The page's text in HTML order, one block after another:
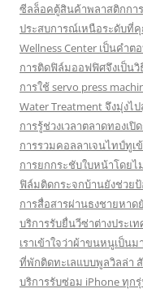
ซีลล็อคตู้สินค้าพลาสติกกา
ประสบการณ์เหนือระดับที่
Wellness Center เป็นคำ
การติดฟิล์มออฟฟิศจึงเป็น
การใช้ servo press
Water Treatment จึงมุ่งไ
การรู้ช่วงเวลาตลาดทองเ
การรวมคอลลาเจนไทป์ทูเ
การยกกระชับใบหน้าโดย
ฟิล์มติดกระจกบ้านยังช่วย
การสื่อสารผ่านธงชายหาด
บริการรับยื่นวีซ่าต่างประเ
เราเข้าใจว่าผ้าขนหนูเป็น
ที่พักติดทะเลแบบพูลวิลล่า
บริการรับซ่อม iPhone ทุก